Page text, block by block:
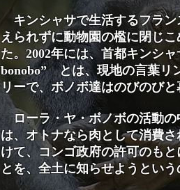
キンシャサで生活するフラン
えられずに動物園の檻に閉じ
た。2002年には、首都キンシ
bonobo” とは、現地の言葉リ
リーで、ボノボ達はのびのびと
ローラ・ヤ・ボノボの活動の
は、オトナなら肉として消費
けて、コンゴ政府の許可のも
とを、全土に知らせようという